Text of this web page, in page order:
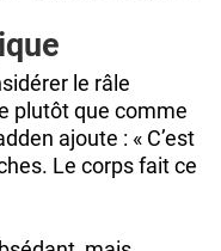
le râle
plutôt que comme
ajoute : « C’est
Le corps fait ce